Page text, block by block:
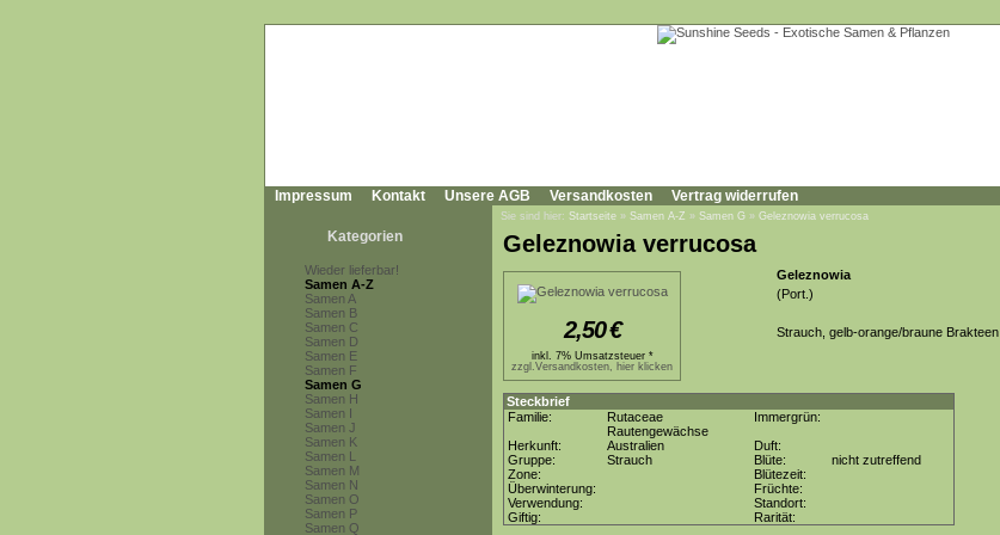
Impressum Kontakt Unsere AGB Versandkosten Vertrag widerrufen
Kategorien
Wieder lieferbar!
Samen A-Z
Samen A
Samen B
Samen C
Samen D
Samen E
Samen F
Samen G
Samen H
Samen I
Samen J
Samen K
Samen L
Samen M
Samen N
Samen O
Samen P
Samen Q
Sie sind hier: Startseite » Samen A-Z » Samen G » Geleznowia verrucosa
Geleznowia verrucosa
2,50€
inkl. 7% Umsatzsteuer *
zzgl.Versandkosten, hier klicken
Geleznowia
(Port.)
Strauch, gelb-orange/braune Brakteen
Steckbrief
Familie:
Rutaceae
Rautengewächse
Immergrün:
Herkunft:
Australien
Duft:
Gruppe:
Strauch Blüte:
nicht zutreffend
Zone:
Blütezeit:
Überwinterung:
Früchte:
Verwendung:
Standort:
Giftig:
Rarität: